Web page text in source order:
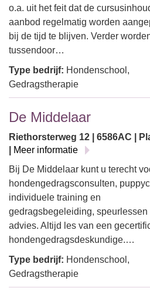
o.a. uit het feit dat de
aanbod regelmatig worden
bij de tijd te blijven. Verder
tussendoor…
Type bedrijf: Hondenschool,
Gedragstherapie
De Middelaar
Riethorsterweg 12 | 6586AC |
Meer informatie
Bij De Middelaar kunt u terecht
hondengedragsconsulten,
individuele training en
gedragsbegeleiding, speurlessen
advies. Altijd les van een
hondengedragsdeskundige.…
Type bedrijf: Hondenschool,
Gedragstherapie